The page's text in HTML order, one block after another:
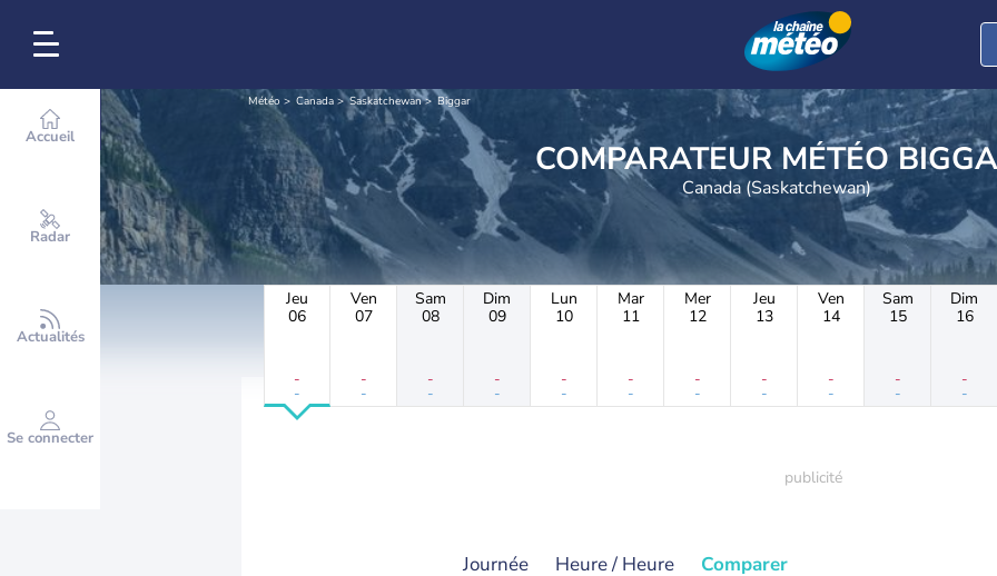
Accueil
Radar
Actualités
Se connecter
Météo Canada Saskatchewan Biggar
COMPARATEUR MÉTÉO
Canada (Saskatchewan)
Jeu
06
-
-
Ven
07
-
-
Sam
08
-
-
Dim
09
-
-
Lun
10
-
-
Mar
11
-
-
Mer
12
-
-
Jeu
13
-
-
Ven
14
-
-
Sam
15
-
-
Dim
16
-
-
Journée Heure / Heure Comparer